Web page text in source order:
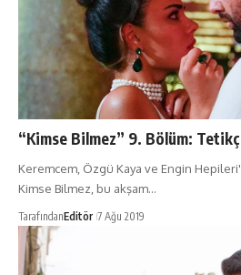
“Kimse Bilmez” 9. Bölüm:
Keremcem, Özgü Kaya ve Engin
Kimse Bilmez, bu akşam…
TarafındanEditör 7 Ağu 2019